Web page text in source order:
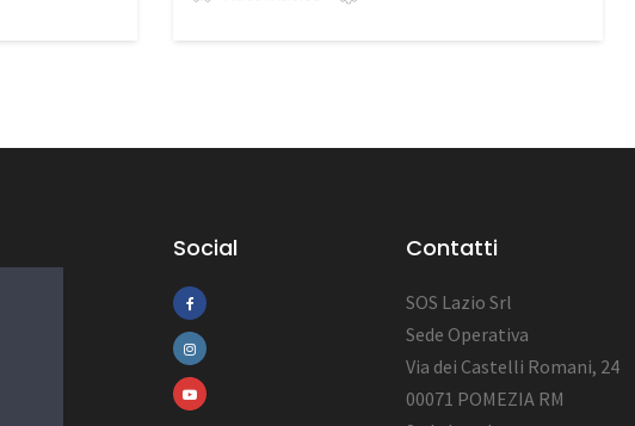
Social Contatti
SOS Lazio Srl
Sede Operativa
Via dei Castelli Romani, 24
00071 POMEZIA RM